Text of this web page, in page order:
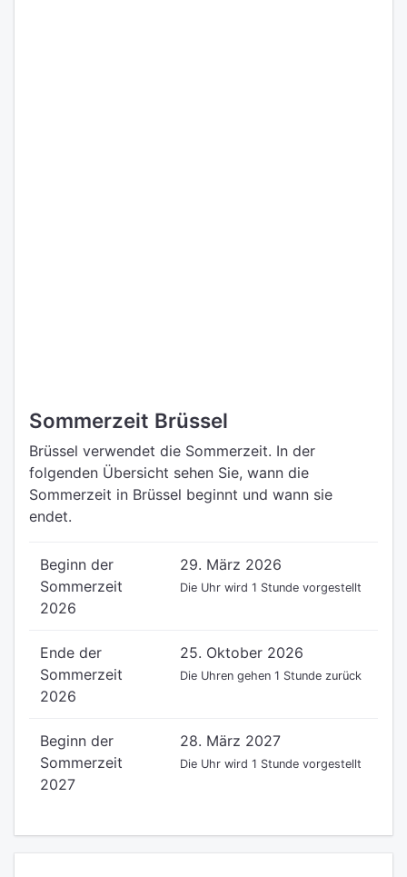
Sommerzeit Brüssel
Brüssel verwendet die Sommerzeit. In der
folgenden Übersicht sehen Sie, wann die
Sommerzeit in Brüssel beginnt und wann sie
endet.
Beginn der
Sommerzeit
2026
29. März 2026
Die Uhr wird 1 Stunde vorgestellt
Ende der
Sommerzeit
2026
25. Oktober 2026
Die Uhren gehen 1 Stunde zurück
Beginn der
Sommerzeit
2027
28. März 2027
Die Uhr wird 1 Stunde vorgestellt